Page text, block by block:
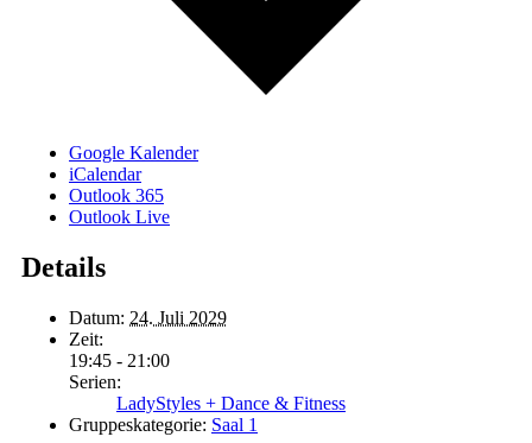
Google Kalender
iCalendar
Outlook 365
Outlook Live
Details
Datum: 24. Juli 2029
Zeit:
19:45 - 21:00
Serien:
LadyStyles + Dance & Fitness
Gruppeskategorie: Saal 1